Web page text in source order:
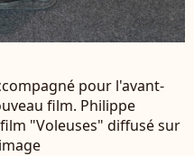
pour l'avant-
film. Philippe
"Voleuses" diffusé sur